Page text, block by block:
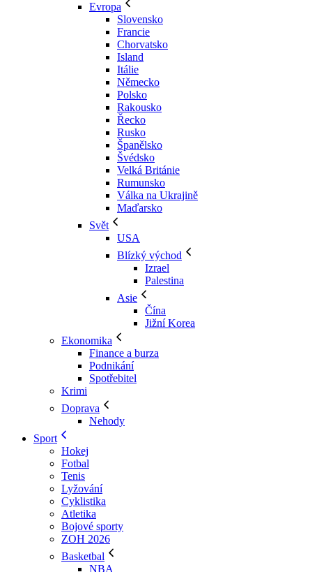
Evropa
Slovensko
Francie
Chorvatsko
Island
Itálie
Německo
Polsko
Rakousko
Řecko
Rusko
Španělsko
Švédsko
Velká Británie
Rumunsko
Válka na Ukrajině
Maďarsko
Svět
USA
Blízký východ
Izrael
Palestina
Asie
Čína
Jižní Korea
Ekonomika
Finance a burza
Podnikání
Spotřebitel
Krimi
Doprava
Nehody
Sport
Hokej
Fotbal
Tenis
Lyžování
Cyklistika
Atletika
Bojové sporty
ZOH 2026
Basketbal
NBA